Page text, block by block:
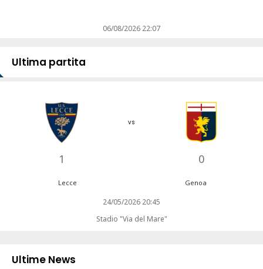
06/08/2026 22:07
Ultima partita
1
vs
0
Lecce Genoa
24/05/2026 20:45
Stadio "Via del Mare"
Ultime News